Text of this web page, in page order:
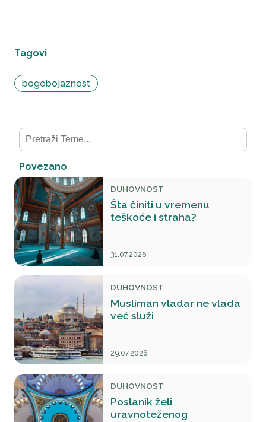
Tagovi
bogobojaznost
Povezano
DUHOVNOST
Šta činiti u vremenu
teškoće i straha?
31.07.2026.
DUHOVNOST
Musliman vladar ne vlada
već služi
29.07.2026.
DUHOVNOST
Poslanik želi
uravnoteženog